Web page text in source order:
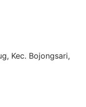
Kec. Bojongsari,